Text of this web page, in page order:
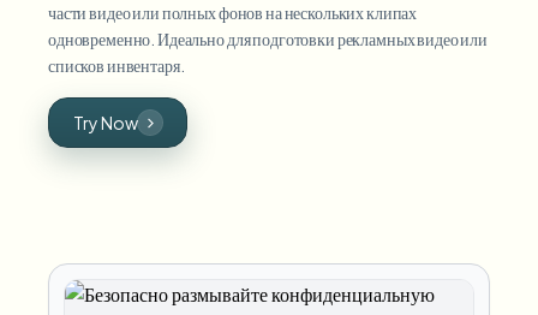
части видео или полных фонов на нескольких клипах
одновременно. Идеально для подготовки рекламных видео или
списков инвентаря.
Try Now